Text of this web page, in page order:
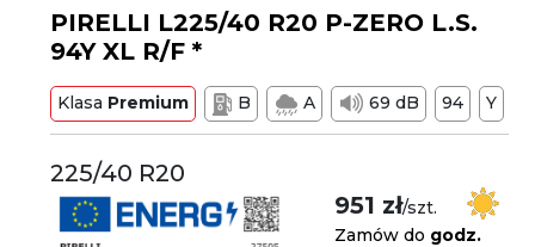
PIRELLI L225/40 R20 P-ZERO L.S.
94Y XL R/F *
Klasa Premium B A 69 dB 94 Y
225/40 R20
951 zł/szt.
Zamów do godz.